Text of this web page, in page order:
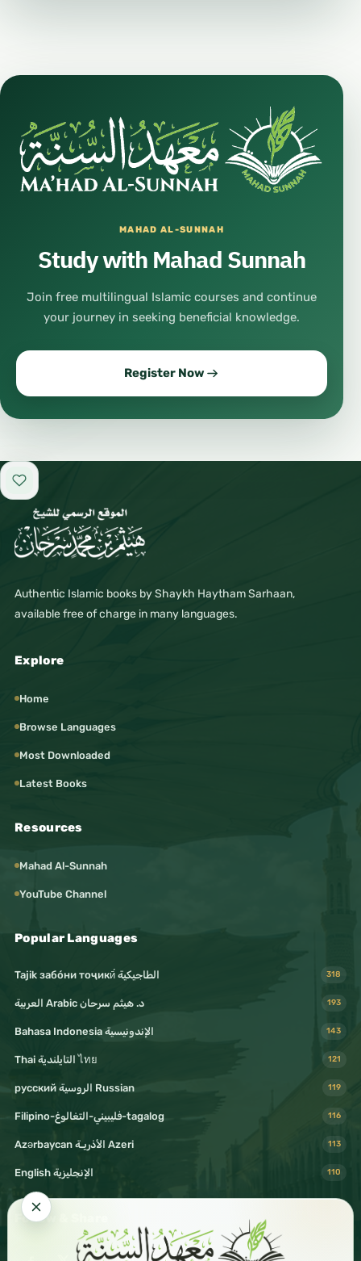
MAHAD AL-SUNNAH
Study with Mahad Sunnah
Join free multilingual Islamic courses and continue
your journey in seeking beneficial knowledge.
Register Now
Add to favorites
Authentic Islamic books by Shaykh Haytham Sarhaan,
available free of charge in many languages.
Explore
Home
Browse Languages
Most Downloaded
Latest Books
Resources
Mahad Al-Sunnah
YouTube Channel
Popular Languages
Tajik забо́ни тоҷикӣ́ الطاجيكية 318
د. هيثم سرحان Arabic العربية 193
Bahasa Indonesia الإندونيسية 143
Thai التايلندية ไทย 121
русский الروسية Russian 119
Filipino-فليبيني-التغالوغ-tagalog 116
Azərbaycan الأذريـة Azeri 113
English الإنجليزية 110
Follow & Share